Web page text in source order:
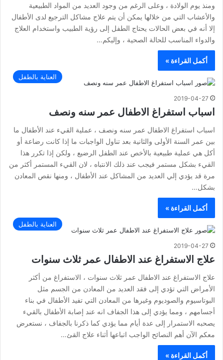
ومنذ يوم الولادة ، وعلى الرغم من وجود العديد من المواد الطبيعية
والأعشاب التي من خلالها يمكن أن يتم علاج مشاكل الترجيع لدى الأطفال
إلا أنه في بعض الحالات يحتاج الطفل إلى رؤية الطبيب واستخدام العلاج
والدواء المناسب للحالة الصحية ، وإليكم…
أكمل القراءة »
العناية بالطفل
2019-04-27
اسباب استفراغ الاطفال عمر سنه ونصف
اسباب استفراغ الاطفال عمر سنه ونصف ، عملية القيء عند الأطفال ما
بين عمر السنة الأولى والثانية بعد تناول الواجبات ما إذا كانت رضاعة أو
أكل هي عملية طبيعية بالأخص عند الطفل الرضيع ، ولكن إذا تكرر هذا
القيء بشكل مستمر فيجب عند ذلك الانتباه ، لان القيء المستمر أكثر من
مرة قد يؤدي إلي العديد من المشاكل عند الأطفال ، ومنها نقص المعادن
بشكل…
أكمل القراءة »
العناية بالطفل
2019-04-27
علاج الاستفراغ عند الاطفال عمر ثلاث سنوات
علاج الاستفراغ عند الاطفال عمر ثلاث سنوات ، الاستفراغ من أكثر
الأمراض التي تؤدي إلى فقد العديد من المعادن من الجسم مثل
البوتاسيوم والصوديوم وغيرها من المعادن التي تفيد الأطفال في بناء
أجسامهم ، ومما يؤدي إلى هذا الجفاف انه عند إصابة الأطفال بالقيء
يصحبه الاستمرار إلى عدة أيام مما يؤدي كما ذكرنا بالجفاف ، نستعرض
معكم الآن أهم النصائح الواجب اتباعها أثناء علاج القئ…
أكمل القراءة »